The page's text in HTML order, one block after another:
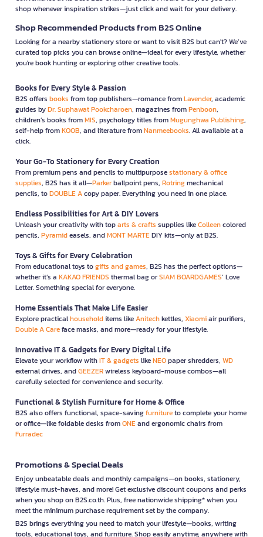
shop whenever inspiration strikes—just click and wait for your delivery.
Shop Recommended Products from B2S Online
Looking for a nearby stationery store or want to visit B2S but can't? We’ve
curated top picks you can browse online—ideal for every lifestyle, whether
you're book hunting or exploring other creative tools.
Books for Every Style & Passion
B2S offers books from top publishers—romance fromLavender, academic
guides byDr. Suphawat Pookcharoen, magazines fromPenboon,
children’s books fromMIS, psychology titles fromMugunghwa Publishing,
self-help fromKOOB, and literature fromNanmeebooks. All available at a
click.
Your Go-To Stationery for Every Creation
From premium pens and pencils to multipurposestationary & office
supplies, B2S has it all—Parkerballpoint pens, Rotringmechanical
pencils, toDOUBLE Acopy paper. Everything you need in one place.
Endless Possibilities for Art & DIY Lovers
Unleash your creativity with toparts & crafts supplies likeColleencolored
pencils, Pyramideasels, andMONT MARTEDIY kits—only at B2S.
Toys & Gifts for Every Celebration
From educational toys togifts and games, B2S has the perfect options—
whether it’s a KAKAO FRIENDS thermal bag orSIAM BOARDGAMES’ Love
Letter. Something special for everyone.
Home Essentials That Make Life Easier
Explore practicalhouseholditems likeAnitechkettles, Xiaomiair purifiers,
Double A Careface masks, and more—ready for your lifestyle.
Innovative IT & Gadgets for Every Digital Life
Elevate your workflow withIT & gadgets likeNEOpaper shredders, WD
external drives, andGEEZERwireless keyboard-mouse combos—all
carefully selected for convenience and security.
Functional & Stylish Furniture for Home & Office
B2S also offers functional, space-savingfurnitureto complete your home
or office—like foldable desks fromONEand ergonomic chairs from
Furradec
Promotions & Special Deals
Enjoy unbeatable deals and monthly campaigns—on books, stationery,
lifestyle must-haves, and more! Get exclusive discount coupons and perks
when you shop on B2S.co.th. Plus, free nationwide shipping* when you
meet the minimum purchase requirement set by the company.
B2S brings everything you need to match your lifestyle—books, writing
tools, educational toys, and furniture. Shop easily anytime, anywhere with